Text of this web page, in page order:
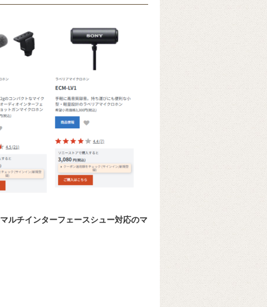
マルチインターフェースシュー対応のマ